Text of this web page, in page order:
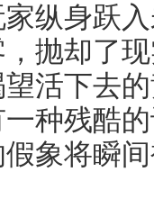
纵身跃
抛却了
活下去
种残酷
象将瞬